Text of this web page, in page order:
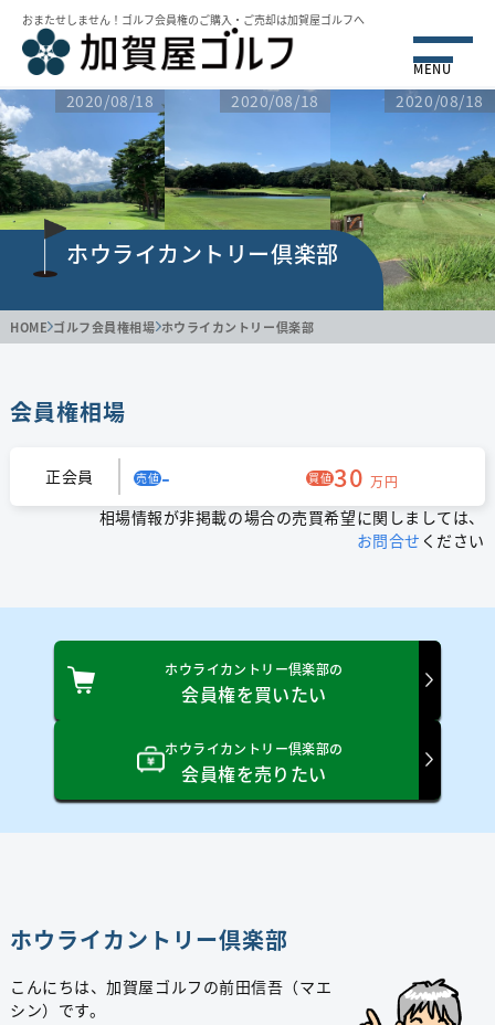
おまたせしません！ゴルフ会員権のご購⼊・ご売却は加賀屋ゴルフへ
MENU
2020/08/18 2020/08/18 2020/08/18
ホウライカントリー倶楽部
HOME ゴルフ会員権相場 ホウライカントリー倶楽部
会員権相場
正会員 売値- 買値30万円
相場情報が非掲載の場合の売買希望に関しましては、
お問合せ ください
ホウライカントリー倶楽部の
会員権を買いたい
ホウライカントリー倶楽部の
会員権を売りたい
ホウライカントリー倶楽部
こんにちは、加賀屋ゴルフの前田信吾（マエ
シン）です。